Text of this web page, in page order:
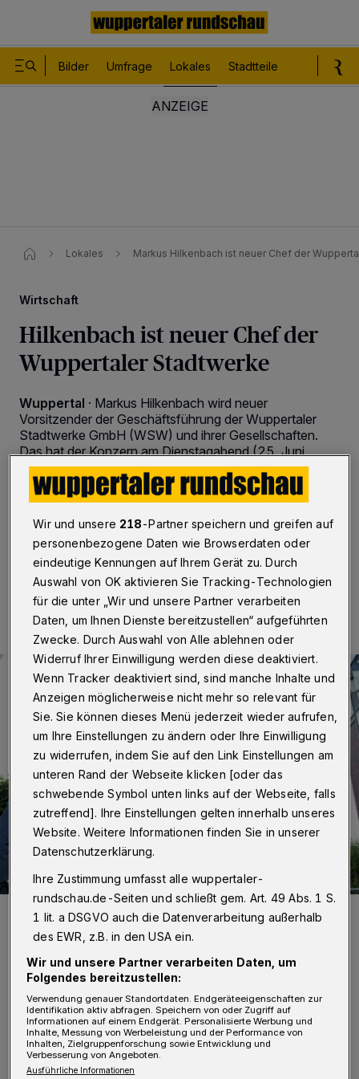
Bilder Umfrage Lokales Stadtteile
Lokales Markus Hilkenbach ist neuer Chef der
Wirtschaft
Hilkenbach ist neuer Chef der
Wuppertaler Stadtwerke
Wuppertal · Markus Hilkenbach wird neuer
Vorsitzender der Geschäftsführung der Wuppertaler
Stadtwerke GmbH (WSW) und ihrer Gesellschaften.
Das hat der Konzern am Dienstagabend (25. Juni
2019) bekannt gegeben. Der 45 Jahre alte studierte
Betriebswirt ist Nachfolger von Andreas Feicht, der
zum 1. Februar als Staatssekretär in das
Bundeswirtschaftsministerium gewechselt war.
25.06.2019 , 21:06 Uhr Eine Minute Lesezeit
GmbH), Markus Hilkenbach, Markus Schlomski (Arbeitsdirektor),
Dietmar Bell und Peter Storch (Energie & Wasser AG).
D er WSW-Aufsichtsrat folgte damit dem
Wir und unsere 218-Partner speichern und greifen auf
personenbezogene Daten wie Browserdaten oder
eindeutige Kennungen auf Ihrem Gerät zu. Durch
Auswahl von OK aktivieren Sie Tracking-Technologien
für die unter „Wir und unsere Partner verarbeiten
Daten, um Ihnen Dienste bereitzustellen“ aufgeführten
Zwecke. Durch Auswahl von Alle ablehnen oder
Widerruf Ihrer Einwilligung werden diese deaktiviert.
Wenn Tracker deaktiviert sind, sind manche Inhalte und
Anzeigen möglicherweise nicht mehr so relevant für
Sie. Sie können dieses Menü jederzeit wieder aufrufen,
um Ihre Einstellungen zu ändern oder Ihre Einwilligung
zu widerrufen, indem Sie auf den Link Einstellungen am
unteren Rand der Webseite klicken [oder das
schwebende Symbol unten links auf der Webseite, falls
zutreffend]. Ihre Einstellungen gelten innerhalb unseres
Website. Weitere Informationen finden Sie in unserer
Datenschutzerklärung.
Ihre Zustimmung umfasst alle wuppertaler-
rundschau.de-Seiten und schließt gem. Art. 49 Abs. 1 S.
1 lit. a DSGVO auch die Datenverarbeitung außerhalb
des EWR, z.B. in den USA ein.
Wir und unsere Partner verarbeiten Daten, um
Folgendes bereitzustellen:
Verwendung genauer Standortdaten. Endgeräteeigenschaften zur
Identifikation aktiv abfragen. Speichern von oder Zugriff auf
Informationen auf einem Endgerät. Personalisierte Werbung und
Inhalte, Messung von Werbeleistung und der Performance von
Inhalten, Zielgruppenforschung sowie Entwicklung und
Verbesserung von Angeboten.
Ausführliche Informationen